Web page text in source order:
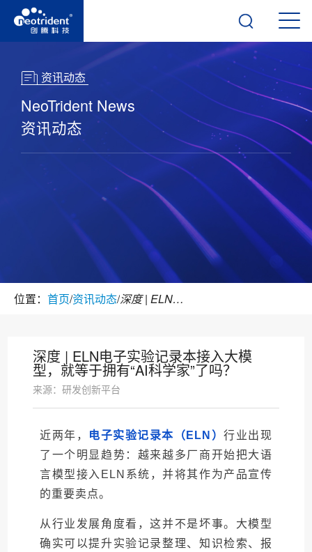
资讯动态
NeoTrident News
资讯动态
位置： 首页/资讯动态/ 深度 | ELN电子实验记录本接入大模型，就等于拥有“AI科学家”了吗？
深度 | ELN电子实验记录本接入大模
型，就等于拥有“AI科学家”了吗？
来源：研发创新平台
近两年， 电子实验记录本（ELN）行业出现
了一个明显趋势：越来越多厂商开始把大语
言模型接入ELN系统，并将其作为产品宣传
的重要卖点。
从行业发展角度看，这并不是坏事。 大模型
确实可以提升实验记录整理、知识检索、报